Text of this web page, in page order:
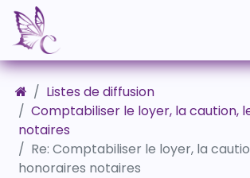
Listes de diffusion
Comptabiliser le loyer, la caution,
notaires
Re: Comptabiliser le loyer, la
honoraires notaires